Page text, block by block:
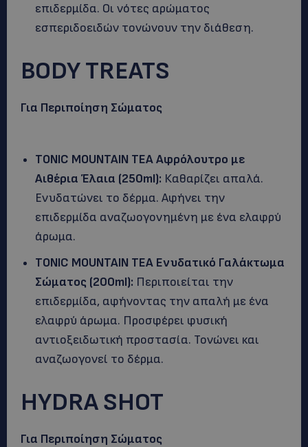
επιδερμίδα. Οι νότες αρώματος
εσπεριδοειδών τονώνουν την διάθεση.
BODY TREATS
Για Περιποίηση Σώματος
TONIC MOUNTAIN TEAΑφρόλουτρο με
Αιθέρια Έλαια (250ml): Καθαρίζει απαλά.
Ενυδατώνει το δέρμα. Αφήνει την
επιδερμίδα αναζωογονημένη με ένα ελαφρύ
άρωμα.
TONIC MOUNTAIN TEA Ενυδατικό Γαλάκτωμα
Σώματος (200ml): Περιποιείται την
επιδερμίδα, αφήνοντας την απαλή με ένα
ελαφρύ άρωμα. Προσφέρει φυσική
αντιοξειδωτική προστασία. Τονώνει και
αναζωογονεί το δέρμα.
HYDRA SHOT
Για Περιποίηση Σώματος